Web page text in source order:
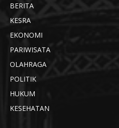
BERITA
KESRA
EKONOMI
PARIWISATA
OLAHRAGA
POLITIK
HUKUM
KESEHATAN